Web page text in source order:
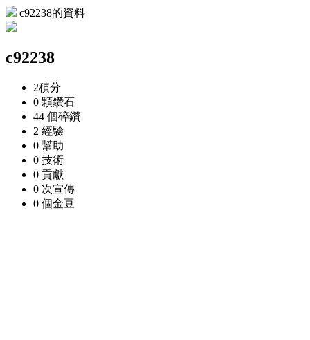
c92238的資料
c92238
2積分
0 顆鑽石
44 個碎鑽
2 經驗
0 幫助
0 技術
0 貢獻
0 次宣傳
0 個金豆